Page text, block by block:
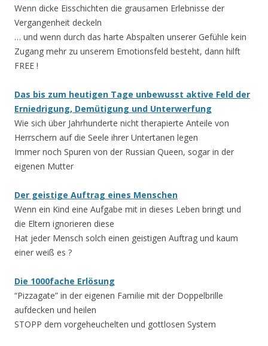
Wenn dicke Eisschichten die grausamen Erlebnisse der
Vergangenheit deckeln
… und wenn durch das harte Abspalten unserer Gefühle kein
Zugang mehr zu unserem Emotionsfeld besteht, dann hilft
FREE !
Das bis zum heutigen Tage unbewusst aktive Feld der
Erniedrigung, Demütigung und Unterwerfung
Wie sich über Jahrhunderte nicht therapierte Anteile von
Herrschern auf die Seele ihrer Untertanen legen
Immer noch Spuren von der Russian Queen, sogar in der
eigenen Mutter
Der geistige Auftrag eines Menschen
Wenn ein Kind eine Aufgabe mit in dieses Leben bringt und
die Eltern ignorieren diese
Hat jeder Mensch solch einen geistigen Auftrag und kaum
einer weiß es ?
Die 1000fache Erlösung
“Pizzagate” in der eigenen Familie mit der Doppelbrille
aufdecken und heilen
STOPP dem vorgeheuchelten und gottlosen System